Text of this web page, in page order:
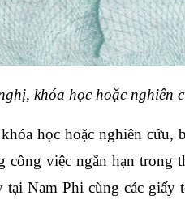
khóa học hoặc nghiên
học hoặc nghiên cứu,
công việc ngắn hạn trong
Nam Phi cùng các giấy